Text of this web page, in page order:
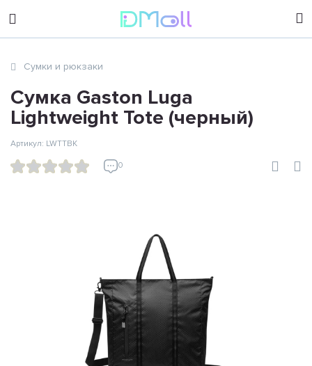
sales@dimoll.ru
Сумки и рюкзаки
Сумка Gaston Luga
Lightweight Tote (черный)
0
Артикул: LWTTBK